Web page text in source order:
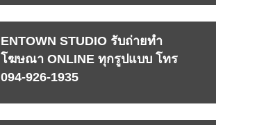
ENTOWN STUDIO รับถ่ายทำ
โฆษณา ONLINE ทุกรูปแบบ โทร
094-926-1935